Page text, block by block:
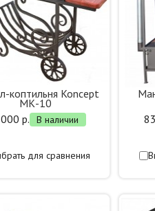
коптильня Koncept
МК-10
р.
В наличии
для сравнения